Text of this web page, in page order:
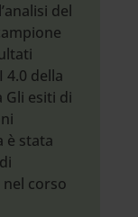
del
4.0 della
Gli esiti di
è stata
corso